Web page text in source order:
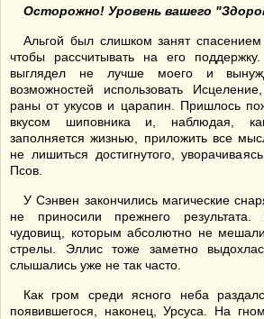
Осторожно! Уровень вашего
Альгой был слишком занят спасением
чтобы рассчитывать на его
выглядел не лучше моего и
возможностей использовать
раны от укусов и царапин. Пришлось
вкусом шиповника и, наблюдая,
заполняется жизнью, приложить все
не лишиться достигнутого,
Псов.
У Сэнвен закончились магические
не приносили прежнего
чудовищ, которым абсолютно не
стрелы. Эллис тоже заметно
слышались уже не так часто.
Как гром среди ясного неба
появившегося, наконец, Урсуса. На